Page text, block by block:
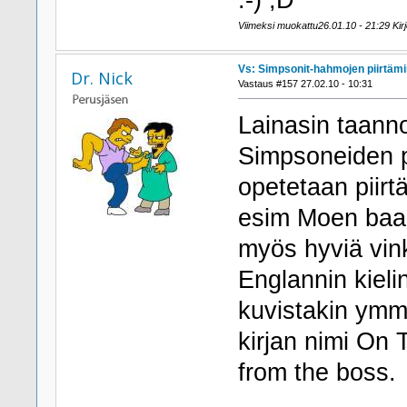
Viimeksi muokattu26.01.10 - 21:29
Dr. Nick Vs: Simpsonit-hahmojen
Vastaus #157 27.02.10 - 10:31
Lainasin
Simpsoneiden
opetetaan
esim Moen
myös hyviä
Englannin
kuvistakin
kirjan nimi On
from the boss.